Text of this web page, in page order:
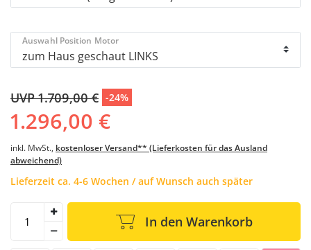
Auswahl Position Motor
UVP 1.709,00 € -24%
1.296,00 €
inkl. MwSt., kostenloser Versand** (Lieferkosten für das Ausland
abweichend)
Lieferzeit ca. 4-6 Wochen / auf Wunsch auch später
In den Warenkorb